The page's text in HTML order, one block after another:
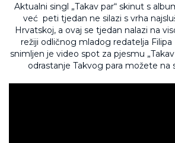
Aktualni singl „Takav par“ skinut s
već peti tjedan ne silazi s vrha
Hrvatskoj, a ovaj se tjedan nalazi na
režiji odličnog mladog redatelja Filipa
snimljen je video spot za pjesmu
odrastanje Takvog para možete na